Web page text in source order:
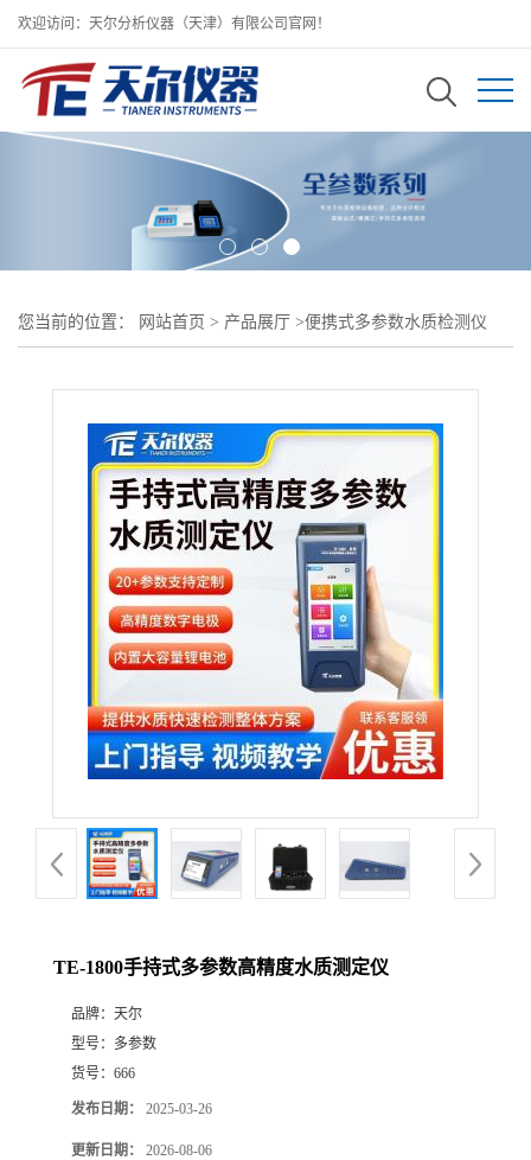
欢迎访问：天尔分析仪器（天津）有限公司官网！
您当前的位置： 网站首页 > 产品展厅 >便携式多参数水质检测仪
TE-1800手持式多参数高精度水质测定仪
品牌： 天尔
型号： 多参数
货号： 666
发布日期： 2025-03-26
更新日期： 2026-08-06